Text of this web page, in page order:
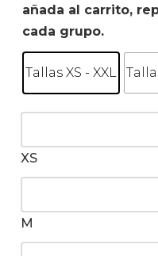
añada al carrito,
cada grupo.
Tallas XS - XXL
XS
M